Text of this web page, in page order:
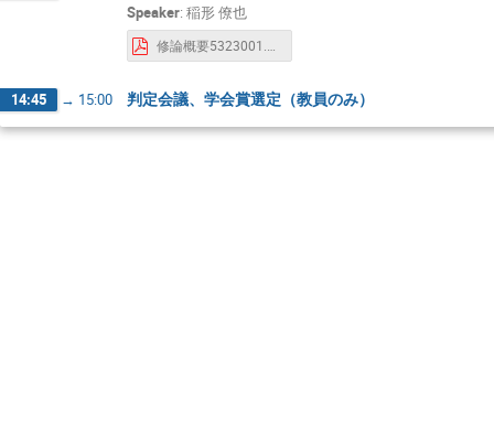
Speaker: 稲形 僚也
修論概要5323001.pdf
14:45 → 15:00 判定会議、学会賞選定（教員のみ）